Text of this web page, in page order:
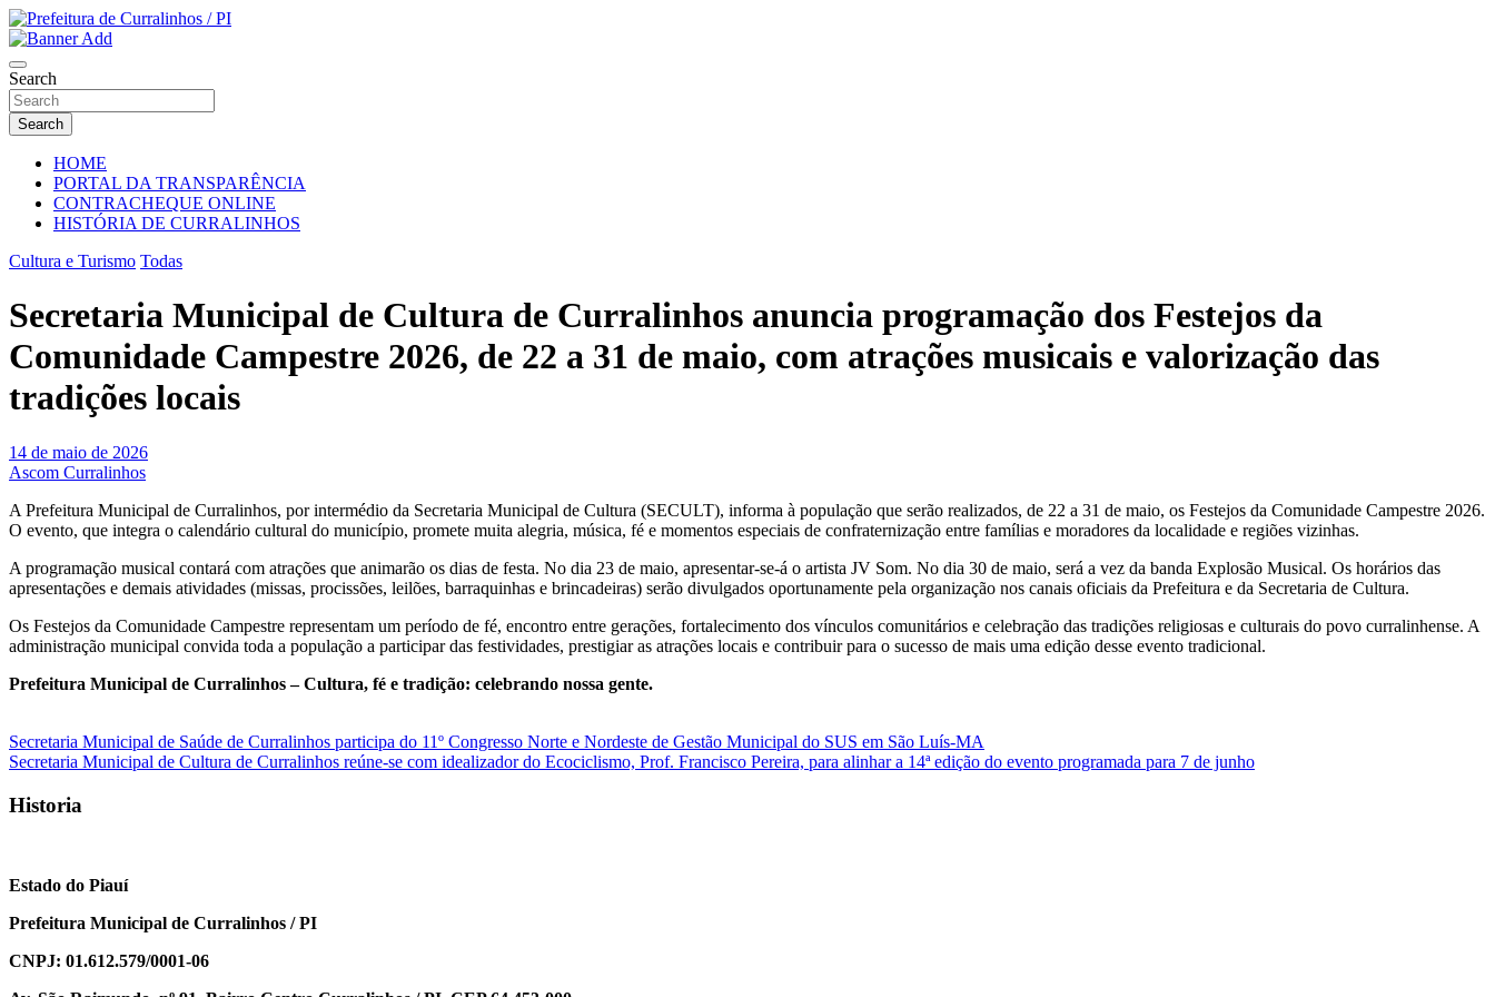
Skip
to
content
Prefeitura de Curralinhos / PI
Search
Search
HOME
PORTAL DA TRANSPARÊNCIA
CONTRACHEQUE ONLINE
HISTÓRIA DE CURRALINHOS
Cultura e Turismo Todas
Secretaria Municipal de Cultura de Curralinhos anuncia programação dos Festejos da
Comunidade Campestre 2026, de 22 a 31 de maio, com atrações musicais e valorização das
tradições locais
14 de maio de 2026
Ascom Curralinhos
A Prefeitura Municipal de Curralinhos, por intermédio da Secretaria Municipal de Cultura (SECULT), informa à população que serão realizados, de 22 a 31 de maio, os Festejos da Comunidade Campestre 2026.
O evento, que integra o calendário cultural do município, promete muita alegria, música, fé e momentos especiais de confraternização entre famílias e moradores da localidade e regiões vizinhas.
A programação musical contará com atrações que animarão os dias de festa. No dia 23 de maio, apresentar-se-á o artista JV Som. No dia 30 de maio, será a vez da banda Explosão Musical. Os horários das
apresentações e demais atividades (missas, procissões, leilões, barraquinhas e brincadeiras) serão divulgados oportunamente pela organização nos canais oficiais da Prefeitura e da Secretaria de Cultura.
Os Festejos da Comunidade Campestre representam um período de fé, encontro entre gerações, fortalecimento dos vínculos comunitários e celebração das tradições religiosas e culturais do povo curralinhense. A
administração municipal convida toda a população a participar das festividades, prestigiar as atrações locais e contribuir para o sucesso de mais uma edição desse evento tradicional.
Prefeitura Municipal de Curralinhos – Cultura, fé e tradição: celebrando nossa gente.
Navegação
de
Post
Secretaria Municipal de Saúde de Curralinhos participa do 11º Congresso Norte e Nordeste de Gestão Municipal do SUS em São Luís-MA
Secretaria Municipal de Cultura de Curralinhos reúne-se com idealizador do Ecociclismo, Prof. Francisco Pereira, para alinhar a 14ª edição do evento programada para 7 de junho
Historia
Estado do Piauí
Prefeitura Municipal de Curralinhos / PI
CNPJ: 01.612.579/0001-06